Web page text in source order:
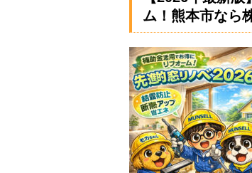
ム！熊本市なら